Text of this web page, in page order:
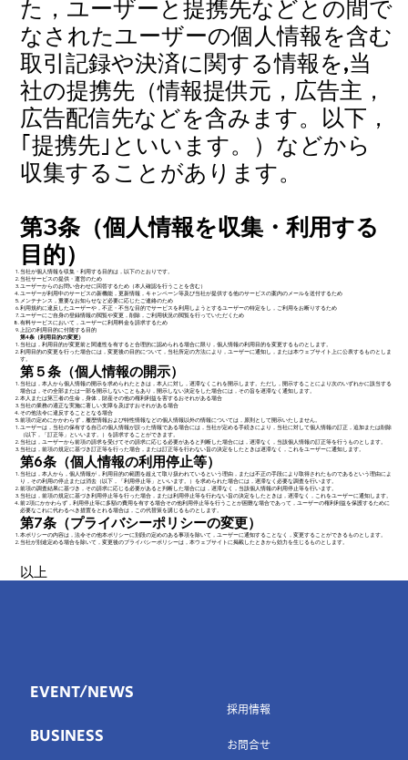
た，ユーザーと提携先などとの間で
なされたユーザーの個人情報を含む
取引記録や決済に関する情報を,当
社の提携先（情報提供元，広告主，
広告配信先などを含みます。以下，
｢提携先｣といいます。）などから
収集することがあります。
第3条（個人情報を収集・利用する
目的）​
当社が個人情報を収集・利用する目的は，以下のとおりです。
当社サービスの提供・運営のため
ユーザーからのお問い合わせに回答するため（本人確認を行うことを含む）
ユーザーが利用中のサービスの新機能，更新情報，キャンペーン等及び当社が提供する他のサービスの案内のメールを送付するため
メンテナンス，重要なお知らせなど必要に応じたご連絡のため
利用規約に違反したユーザーや，不正・不当な目的でサービスを利用しようとするユーザーの特定をし，ご利用をお断りするため
ユーザーにご自身の登録情報の閲覧や変更，削除，ご利用状況の閲覧を行っていただくため
有料サービスにおいて，ユーザーに利用料金を請求するため
上記の利用目的に付随する目的
​第4条（利用目的の変更）
当社は，利用目的が変更前と関連性を有すると合理的に認められる場合に限り，個人情報の利用目的を変更するものとします。
利用目的の変更を行った場合には，変更後の目的について，当社所定の方法により，ユーザーに通知し，または本ウェブサイト上に公表するものとしま
す。
第５条（個人情報の開示）
当社は，本人から個人情報の開示を求められたときは，本人に対し，遅滞なくこれを開示します。ただし，開示することにより次のいずれかに該当する
場合は，その全部または一部を開示しないこともあり，開示しない決定をした場合には，その旨を遅滞なく通知します。
本人または第三者の生命，身体，財産その他の権利利益を害するおそれがある場合
当社の業務の適正な実施に著しい支障を及ぼすおそれがある場合
その他法令に違反することとなる場合
前項の定めにかかわらず，履歴情報および特性情報などの個人情報以外の情報については，原則として開示いたしません。
ユーザーは，当社の保有する自己の個人情報が誤った情報である場合には，当社が定める手続きにより，当社に対して個人情報の訂正，追加または削除
（以下，「訂正等」といいます。）を請求することができます。
当社は，ユーザーから前項の請求を受けてその請求に応じる必要があると判断した場合には，遅滞なく，当該個人情報の訂正等を行うものとします。
当社は，前項の規定に基づき訂正等を行った場合，または訂正等を行わない旨の決定をしたときは遅滞なく，これをユーザーに通知します。
第6条（個人情報の利用停止等）
当社は，本人から，個人情報が，利用目的の範囲を超えて取り扱われているという理由，または不正の手段により取得されたものであるという理由によ
り，その利用の停止または消去（以下，「利用停止等」といいます。）を求められた場合には，遅滞なく必要な調査を行います。
前項の調査結果に基づき，その請求に応じる必要があると判断した場合には，遅滞なく，当該個人情報の利用停止等を行います。
当社は，前項の規定に基づき利用停止等を行った場合，または利用停止等を行わない旨の決定をしたときは，遅滞なく，これをユーザーに通知します。
前2項にかかわらず，利用停止等に多額の費用を有する場合その他利用停止等を行うことが困難な場合であって，ユーザーの権利利益を保護するために
必要なこれに代わるべき措置をとれる場合は，この代替策を講じるものとします。
第7条（プライバシーポリシーの変更）
本ポリシーの内容は，法令その他本ポリシーに別段の定めのある事項を除いて，ユーザーに通知することなく，変更することができるものとします。
当社が別途定める場合を除いて，変更後のプライバシーポリシーは，本ウェブサイトに掲載したときから効力を生じるものとします。
以上
EVENT/NEWS
BUSINESS
採用情報
お問合せ